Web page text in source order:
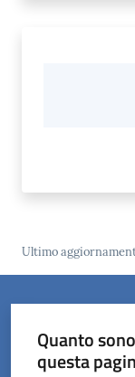
Ultimo
Quanto
questa